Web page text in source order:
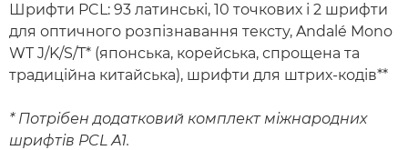
Шрифти PCL: 93 латинські, 10 точкових і 2 шрифти
для оптичного розпізнавання тексту, Andalé Mono
WT J/K/S/T* (японська, корейська, спрощена та
традиційна китайська), шрифти для штрих-кодів**
* Потрібен додатковий комплект міжнародних
шрифтів PCL А1.